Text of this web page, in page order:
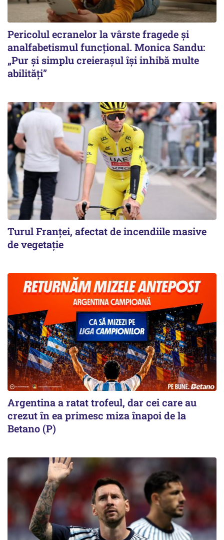
Pericolul ecranelor la vârste fragede și
analfabetismul funcțional. Monica Sandu:
„Pur și simplu creierașul își inhibă multe
abilități”
Turul Franţei, afectat de incendiile masive
de vegetaţie
Argentina a ratat trofeul, dar cei care au
crezut în ea primesc miza înapoi de la
Betano (P)